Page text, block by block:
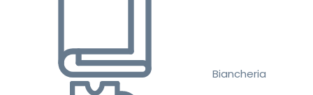
Biancheria